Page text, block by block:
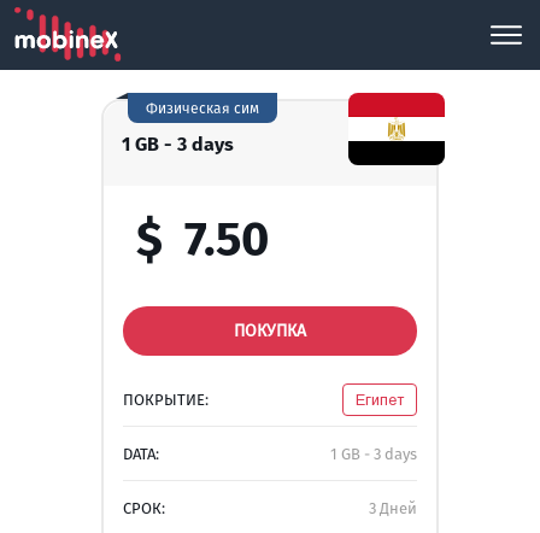
1 GB - 3 days
Физическая сим
$ 7.50
ПОКУПКА
ПОКРЫТИЕ: Египет
DATA: 1 GB - 3 days
СРОК: 3 Дней